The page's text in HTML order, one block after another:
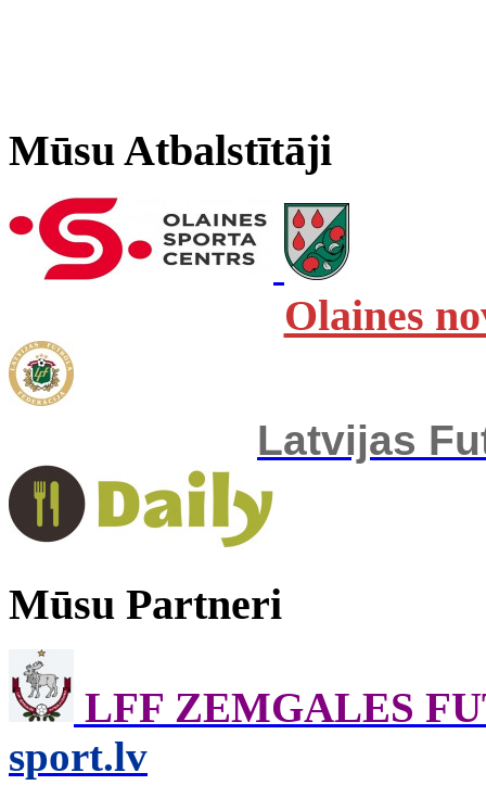
Mūsu Atbalstītāji
Olaines
Latvijas
Mūsu Partneri
LFF ZEMGALES
sport.lv